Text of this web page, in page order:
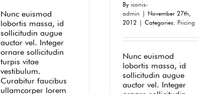
Nunc euismod
lobortis massa, id
sollicitudin augue
auctor vel. Integer
ornare sollicitudin
turpis vitae
vestibulum.
Curabitur faucibus
ullamcorper lorem
By iconis-
admin | November 27th,
2012 | Categories: Pricing
Nunc euismod
lobortis massa, id
sollicitudin augue
auctor vel. Integer